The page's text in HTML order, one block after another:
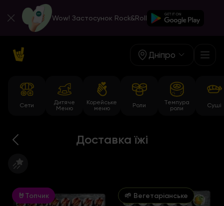
Wow! Застосунок Rock&Roll
Дніпро
Сети
Дитяче
Меню
Корейське
меню
Роли
Темпура
роли
Суші
Доставка їжі
🤘Топчик 🌱 Вегетаріанське